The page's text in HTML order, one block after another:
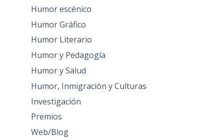
Humor escénico
Humor Gráfico
Humor Literario
Humor y Pedagogía
Humor y Salud
Humor, Inmigración y Culturas
Investigación
Premios
Web/Blog